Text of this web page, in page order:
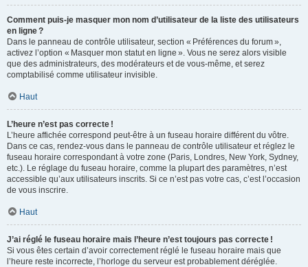
Comment puis-je masquer mon nom d’utilisateur de la liste des utilisateurs
en ligne ?
Dans le panneau de contrôle utilisateur, section « Préférences du forum »,
activez l’option « Masquer mon statut en ligne ». Vous ne serez alors visible
que des administrateurs, des modérateurs et de vous-même, et serez
comptabilisé comme utilisateur invisible.
Haut
L’heure n’est pas correcte !
L’heure affichée correspond peut-être à un fuseau horaire différent du vôtre.
Dans ce cas, rendez-vous dans le panneau de contrôle utilisateur et réglez le
fuseau horaire correspondant à votre zone (Paris, Londres, New York, Sydney,
etc.). Le réglage du fuseau horaire, comme la plupart des paramètres, n’est
accessible qu’aux utilisateurs inscrits. Si ce n’est pas votre cas, c’est l’occasion
de vous inscrire.
Haut
J’ai réglé le fuseau horaire mais l’heure n’est toujours pas correcte !
Si vous êtes certain d’avoir correctement réglé le fuseau horaire mais que
l’heure reste incorrecte, l’horloge du serveur est probablement déréglée.